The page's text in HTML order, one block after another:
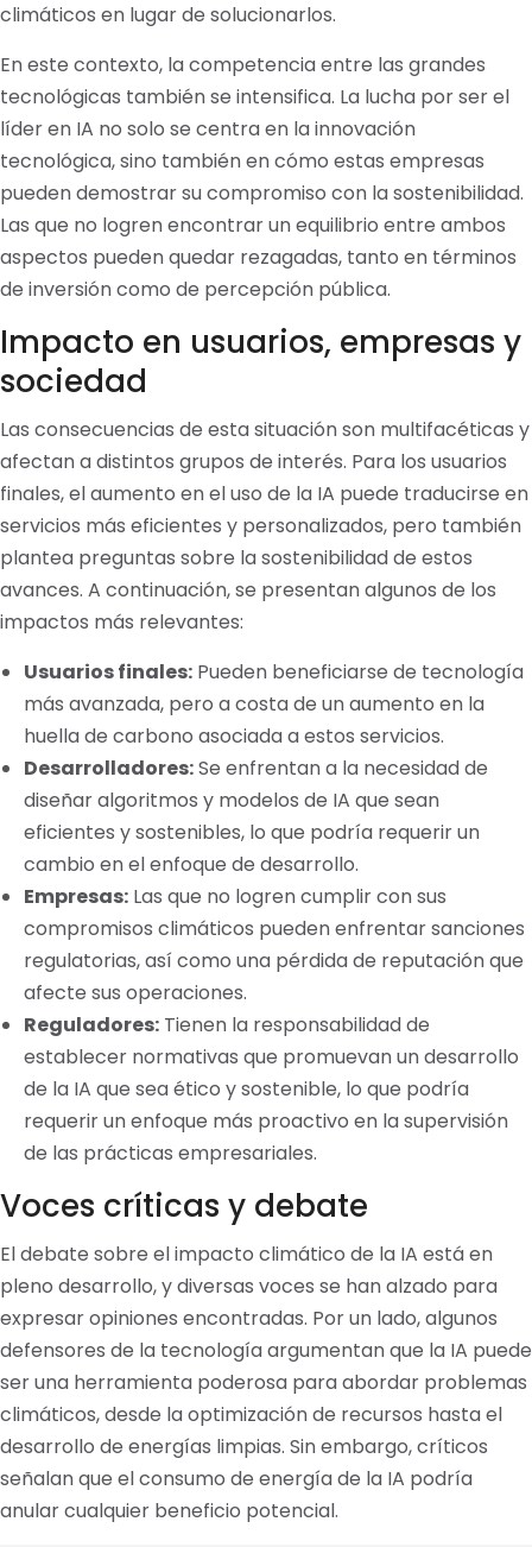
climáticos en lugar de solucionarlos.
En este contexto, la competencia entre las grandes
tecnológicas también se intensifica. La lucha por ser el
líder en IA no solo se centra en la innovación
tecnológica, sino también en cómo estas empresas
pueden demostrar su compromiso con la sostenibilidad.
Las que no logren encontrar un equilibrio entre ambos
aspectos pueden quedar rezagadas, tanto en términos
de inversión como de percepción pública.
Impacto en usuarios, empresas y
sociedad
Las consecuencias de esta situación son multifacéticas y
afectan a distintos grupos de interés. Para los usuarios
finales, el aumento en el uso de la IA puede traducirse en
servicios más eficientes y personalizados, pero también
plantea preguntas sobre la sostenibilidad de estos
avances. A continuación, se presentan algunos de los
impactos más relevantes:
Usuarios finales: Pueden beneficiarse de tecnología
más avanzada, pero a costa de un aumento en la
huella de carbono asociada a estos servicios.
Desarrolladores:Se enfrentan a la necesidad de
diseñar algoritmos y modelos de IA que sean
eficientes y sostenibles, lo que podría requerir un
cambio en el enfoque de desarrollo.
Empresas: Las que no logren cumplir con sus
compromisos climáticos pueden enfrentar sanciones
regulatorias, así como una pérdida de reputación que
afecte sus operaciones.
Reguladores: Tienen la responsabilidad de
establecer normativas que promuevan un desarrollo
de la IA que sea ético y sostenible, lo que podría
requerir un enfoque más proactivo en la supervisión
de las prácticas empresariales.
Voces críticas y debate
El debate sobre el impacto climático de la IA está en
pleno desarrollo, y diversas voces se han alzado para
expresar opiniones encontradas. Por un lado, algunos
defensores de la tecnología argumentan que la IA puede
ser una herramienta poderosa para abordar problemas
climáticos, desde la optimización de recursos hasta el
desarrollo de energías limpias. Sin embargo, críticos
señalan que el consumo de energía de la IA podría
anular cualquier beneficio potencial.